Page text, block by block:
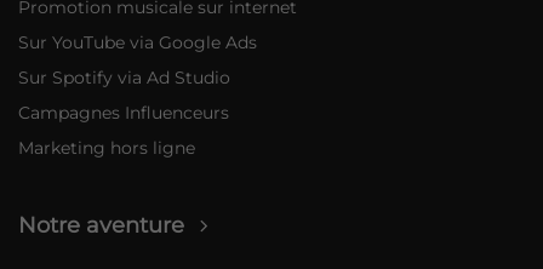
Promotion musicale sur internet
Sur YouTube via Google Ads
Sur Spotify via Ad Studio
Campagnes Influenceurs
Marketing hors ligne
Notre aventure